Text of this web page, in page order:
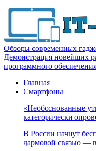
Обзоры современных
Демонстрация новейших
программного
Главная
Смартфоны
«Необоснованные
категорически
В России начнут
дармовой связью —